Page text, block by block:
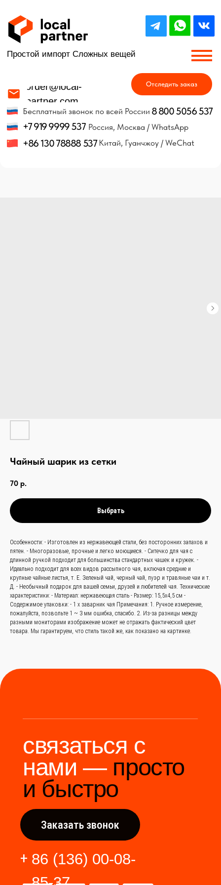
+86 130 78888 537
+7 919 9999 537
8 800 5056 537
Китай, Гуанчжоу / WeChat
Россия, Москва / WhatsApp
Простой импорт Сложных вещей
Отследить заказ
Чайный шарик из сетки
70 р.
Выбрать
Особенности: - Изготовлен из нержавеющей стали, без посторонних запахов и
пятен. - Многоразовые, прочные и легко моющиеся. - Ситечко для чая с
длинной ручкой подходит для большинства стандартных чашек и кружек. -
Идеально подходит для всех видов рассыпного чая, включая средние и
крупные чайные листья, т. Е. Зеленый чай, черный чай, пуэр и травяные чаи и т.
Д. - Необычный подарок для вашей семьи, друзей и любителей чая. Технические
характеристики: - Материал: нержавеющая сталь - Размер: 15,5x4,5 см -
Содержимое упаковки: - 1 х заварник чая Примечания: 1. Ручное измерение,
пожалуйста, позвольте 1 ~ 3 мм ошибка, спасибо. 2. Из-за разницы между
разными мониторами изображение может не отражать фактический цвет
товара. Мы гарантируем, что стиль такой же, как показано на картинке.
нами —просто
и быстро
Заказать звонок
86 (136) 00-08-
85-37
+